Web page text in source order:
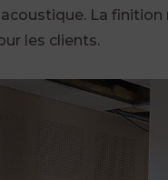
La
les clients.